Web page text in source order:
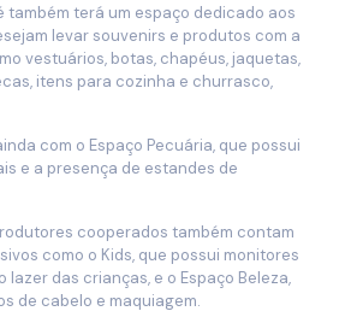
também terá um espaço dedicado aos
levar souvenirs e produtos com a
vestuários, botas, chapéus, jaquetas,
itens para cozinha e churrasco,
com o Espaço Pecuária, que possui
e a presença de estandes de
cooperados também contam
como o Kids, que possui monitores
lazer das crianças, e o Espaço Beleza,
de cabelo e maquiagem.